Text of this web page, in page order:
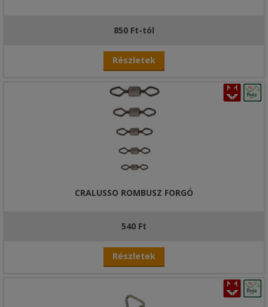
850 Ft-tól
Részletek
CRALUSSO ROMBUSZ FORGÓ
540 Ft
Részletek